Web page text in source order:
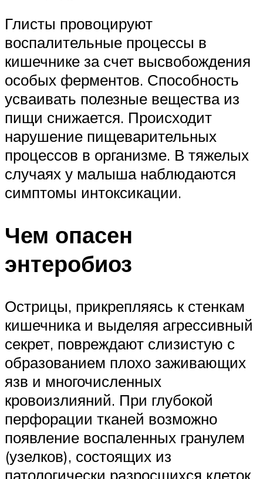
Глисты провоцируют
воспалительные процессы в
кишечнике за счет высвобождения
особых ферментов. Способность
усваивать полезные вещества из
пищи снижается. Происходит
нарушение пищеварительных
процессов в организме. В тяжелых
случаях у малыша наблюдаются
симптомы интоксикации.
Чем опасен
энтеробиоз
Острицы, прикрепляясь к стенкам
кишечника и выделяя агрессивный
секрет, повреждают слизистую с
образованием плохо заживающих
язв и многочисленных
кровоизлияний. При глубокой
перфорации тканей возможно
появление воспаленных гранулем
(узелков), состоящих из
патологически разросшихся клеток